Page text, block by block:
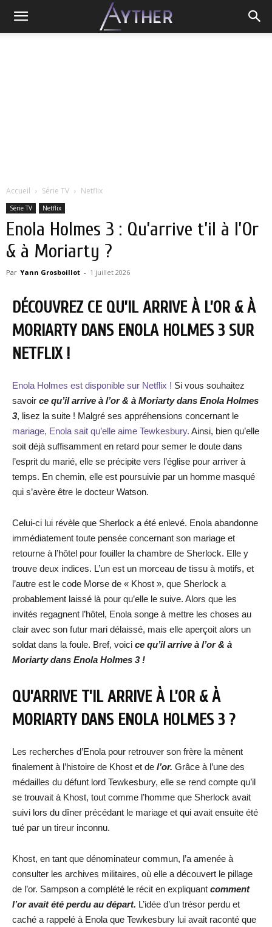
Accueil Série TV Netflix
Série TV Netflix
Enola Holmes 3 : Qu’arrive t’il à l’Or
& à Moriarty ?
Par Yann Grosboillot - 1 juillet 2026
DÉCOUVREZ CE QU’IL ARRIVE À L’OR & À
MORIARTY DANS ENOLA HOLMES 3 SUR
NETFLIX !
Enola Holmes est disponible sur Netflix ! Si vous souhaitez
savoir ce qu’il arrive à l’or & à Moriarty dans Enola Holmes
3, lisez la suite ! Malgré ses appréhensions concernant le
mariage, Enola sait qu’elle aime Tewkesbury. Ainsi, bien qu’elle
soit déjà suffisamment en retard pour semer le doute dans
l’esprit du marié, elle se précipite vers l’église pour arriver à
temps. En chemin, elle est poursuivie par un homme masqué
qui s’avère être le docteur Watson.
Celui-ci lui révèle que Sherlock a été enlevé. Enola abandonne
immédiatement toute pensée concernant son mariage et
retourne à l’hôtel pour fouiller la chambre de Sherlock. Elle y
trouve deux indices. L’un est un morceau de tissu à motifs, et
l’autre est le code Morse de « Khost », que Sherlock a
probablement laissé là pour qu’elle le suive. Alors que les
invités regagnent l’hôtel, Enola songe à mettre les choses au
clair avec son futur mari délaissé, mais elle aperçoit alors un
soldat dans la foule. Bref, voici ce qu’il arrive à l’or & à
Moriarty dans Enola Holmes 3 !
QU’ARRIVE T’IL ARRIVE À L’OR & À
MORIARTY DANS ENOLA HOLMES 3 ?
Les recherches d’Enola pour retrouver son frère la mènent
finalement à l’histoire de Khost et de l’or. Grâce à l’une des
médailles du défunt lord Tewkesbury, elle se rend compte qu’il
se trouvait à Khost, tout comme l’homme que Sherlock avait
suivi lors du dîner précédant le mariage et qui avait ensuite été
tué par un tireur inconnu.
Khost, en tant que dénominateur commun, l’a amenée à
consulter les archives militaires, où elle a découvert le pillage
de l’or. Sampson a complété le récit en expliquant comment
l’or avait été perdu au départ. L’idée d’un trésor perdu et
caché a rappelé à Enola que Tewkesbury lui avait raconté que